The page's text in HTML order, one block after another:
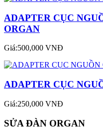
ADAPTER CỤC
ORGAN
Giá:500,000 VNĐ
ADAPTER CỤC
Giá:250,000 VNĐ
SỬA ĐÀN ORGAN